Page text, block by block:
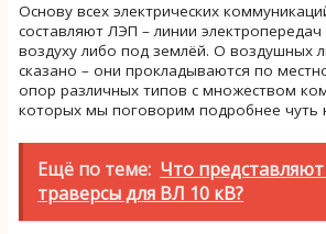
Основу всех электрических
составляют ЛЭП – линии
воздуху либо под землёй. О воздушных
сказано – они прокладываются по
опор различных типов с множеством
которых мы поговорим подробнее чуть
Ещё по теме: Что
траверсы для ВЛ 10 кВ?